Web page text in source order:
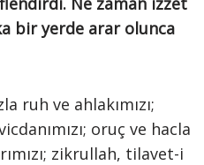
bir yerde arar olunca
ruh ve ahlakımızı;
oruç ve hacla
zikrullah, tilavet-i